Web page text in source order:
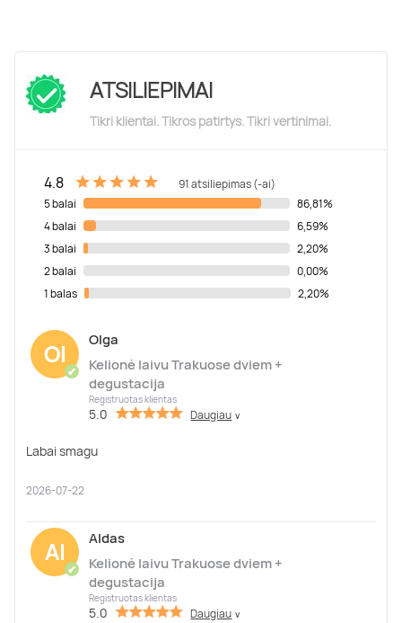
ATSILIEPIMAI
Tikri klientai. Tikros patirtys. Tikri vertinimai.
4.8
91 atsiliepimas (-ai)
5 balai
86,81%
4 balai
6,59%
3 balai
2,20%
2 balai
0,00%
1 balas
2,20%
Ol
✔
Olga
Kelionė laivu Trakuose dviem +
degustacija
Registruotas klientas
5.0 Daugiau ∨
Labai smagu
2026-07-22
Al
✔
Aldas
Kelionė laivu Trakuose dviem +
degustacija
Registruotas klientas
5.0 Daugiau ∨